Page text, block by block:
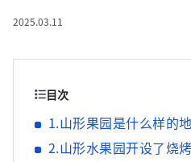
2025.03.11
目次
1.山形果园是什么样的地
2.山形水果园开设了烧烤